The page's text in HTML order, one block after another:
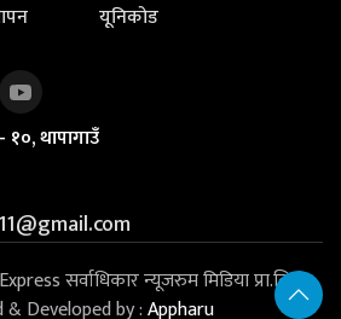
यूनिकोड
थापागाउँ
सर्वाधिकार न्यूजरुम मिडिया प्रा.लि. |
& Developed by :Appharu